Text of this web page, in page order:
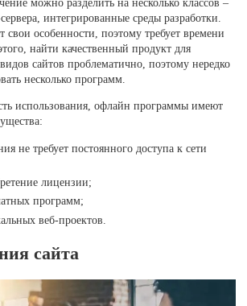
интегрированные среды разработки.
особенности, поэтому требует времени
найти качественный продукт для
сайтов проблематично, поэтому нередко
несколько программ.
использования, офлайн программы имеют
не требует постоянного доступа к сети
лицензии;
программ;
веб-проектов.
сайта